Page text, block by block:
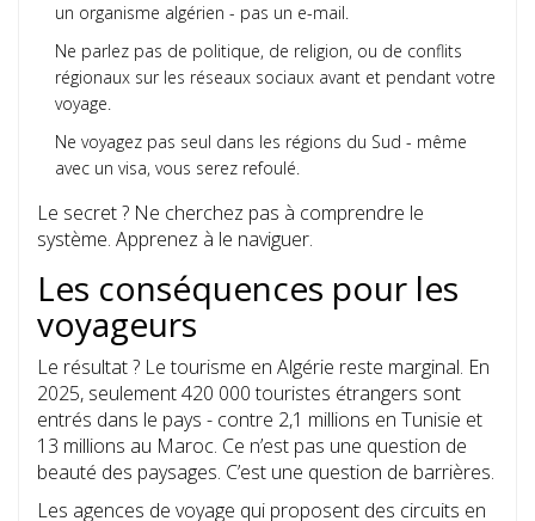
un organisme algérien - pas un e-mail.
Ne parlez pas de politique, de religion, ou de conflits
régionaux sur les réseaux sociaux avant et pendant votre
voyage.
Ne voyagez pas seul dans les régions du Sud - même
avec un visa, vous serez refoulé.
Le secret ? Ne cherchez pas à comprendre le
système. Apprenez à le naviguer.
Les conséquences pour les
voyageurs
Le résultat ? Le tourisme en Algérie reste marginal. En
2025, seulement 420 000 touristes étrangers sont
entrés dans le pays - contre 2,1 millions en Tunisie et
13 millions au Maroc. Ce n’est pas une question de
beauté des paysages. C’est une question de barrières.
Les agences de voyage qui proposent des circuits en